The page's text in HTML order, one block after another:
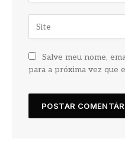
Salve meu nome,
para a próxima vez que